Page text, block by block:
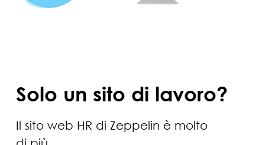
Solo un sito di lavoro?
Il sito web HR di Zeppelin è molto